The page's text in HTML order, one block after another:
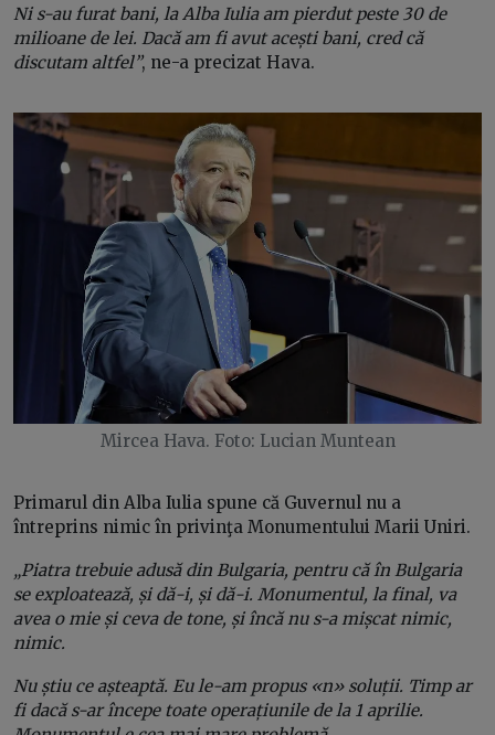
Ni s-au furat bani, la Alba Iulia am pierdut peste 30 de
milioane de lei. Dacă am fi avut acești bani, cred că
discutam altfel”, ne-a precizat Hava.
Mircea Hava. Foto: Lucian Muntean
Primarul din Alba Iulia spune că Guvernul nu a
întreprins nimic în privinţa Monumentului Marii Uniri.
„Piatra trebuie adusă din Bulgaria, pentru că în Bulgaria
se exploatează, și dă-i, și dă-i. Monumentul, la final, va
avea o mie și ceva de tone, și încă nu s-a mișcat nimic,
nimic.
Nu știu ce așteaptă. Eu le-am propus «n» soluții. Timp ar
fi dacă s-ar începe toate operațiunile de la 1 aprilie.